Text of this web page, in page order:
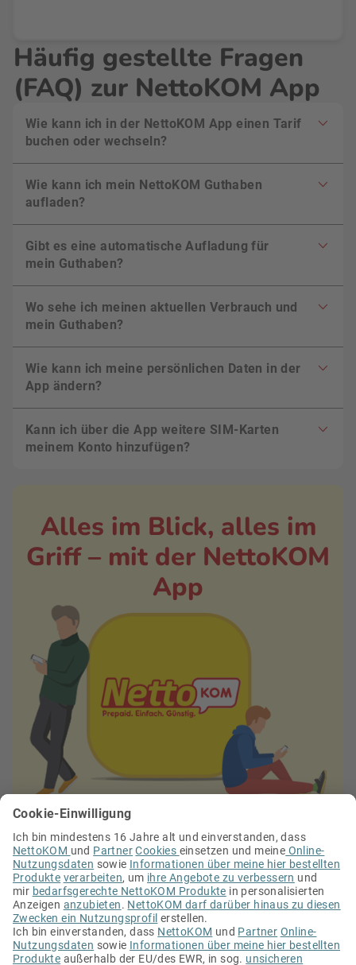
Häufig gestellte Fragen
(FAQ) zur NettoKOM App
Wie kann ich in der NettoKOM App einen Tarif
buchen oder wechseln?
Wie kann ich mein NettoKOM Guthaben
aufladen?
Gibt es eine automatische Aufladung für
mein Guthaben?
Wo sehe ich meinen aktuellen Verbrauch und
mein Guthaben?
Wie kann ich meine persönlichen Daten in der
App ändern?
Kann ich über die App weitere SIM-Karten
meinem Konto hinzufügen?
Alles im Blick, alles im
Griff – mit der NettoKOM
App
Guthaben und Verbrauch kontrollieren
Tarife und Zusatz-Optionen buchen
Guthaben aufladen
Kostenlos für iOS und Android